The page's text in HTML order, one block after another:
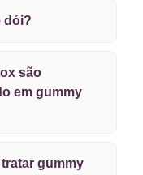
dói?
são
em gummy
gummy